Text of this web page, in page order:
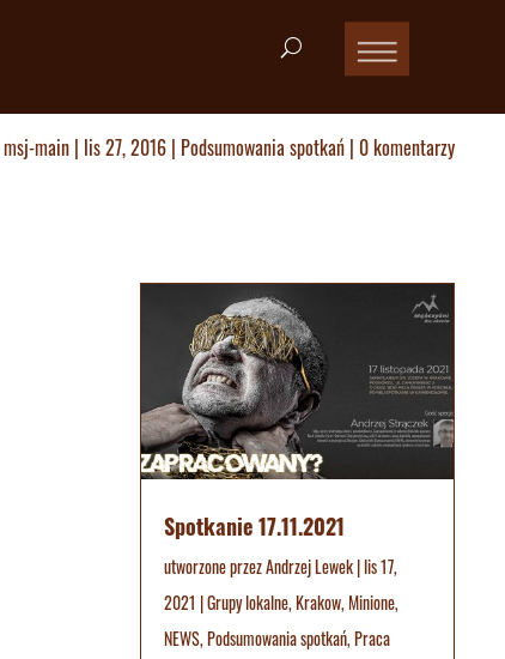
msj-main | lis 27, 2016 | Podsumowania spotkań | 0 komentarzy
Spotkanie 17.11.2021
utworzone przezAndrzej Lewek|lis 17,
2021 |Grupy lokalne,Krakow,Minione,
NEWS,Podsumowania spotkań,Praca